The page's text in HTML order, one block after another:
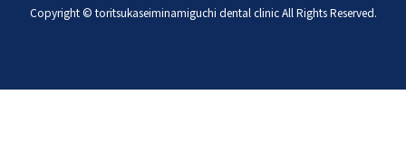
Copyright © toritsukaseiminamiguchi dental clinic All Rights Reserved.